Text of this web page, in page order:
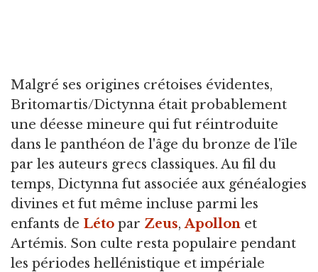
Malgré ses origines crétoises évidentes,
Britomartis/Dictynna était probablement
une déesse mineure qui fut réintroduite
dans le panthéon de l'âge du bronze de l'île
par les auteurs grecs classiques. Au fil du
temps, Dictynna fut associée aux généalogies
divines et fut même incluse parmi les
enfants de Léto par Zeus,Apollon et
Artémis. Son culte resta populaire pendant
les périodes hellénistique et impériale